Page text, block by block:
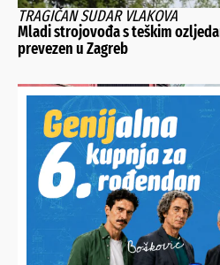
TRAGIČAN SUDAR VLAKOVA
Mladi strojovođa s teškim
prevezen u Zagreb
TEŠKA NESREĆA U
Pet osoba teško stradalo, 12